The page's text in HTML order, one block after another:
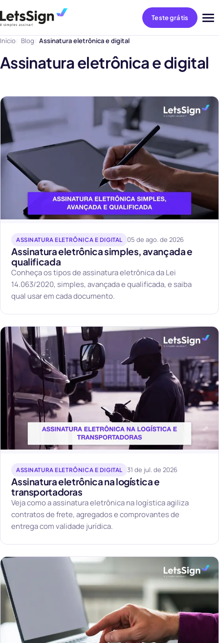
Teste grátis
Início Blog Assinatura eletrônica e digital
Assinatura eletrônica e digital
ASSINATURA ELETRÔNICA E DIGITAL 05 de ago. de 2026
Assinatura eletrônica simples, avançada e
qualificada
Conheça os tipos de assinatura eletrônica da Lei
14.063/2020, simples, avançada e qualificada, e saiba
qual usar em cada documento.
ASSINATURA ELETRÔNICA E DIGITAL 31 de jul. de 2026
Assinatura eletrônica na logística e
transportadoras
Veja como a assinatura eletrônica na logística agiliza
contratos de frete, agregados e comprovantes de
entrega com validade jurídica.